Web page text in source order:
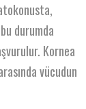
durumda
Kornea
vücudun